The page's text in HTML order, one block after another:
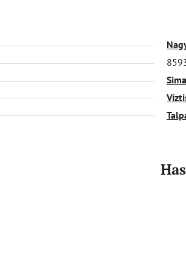
Sima